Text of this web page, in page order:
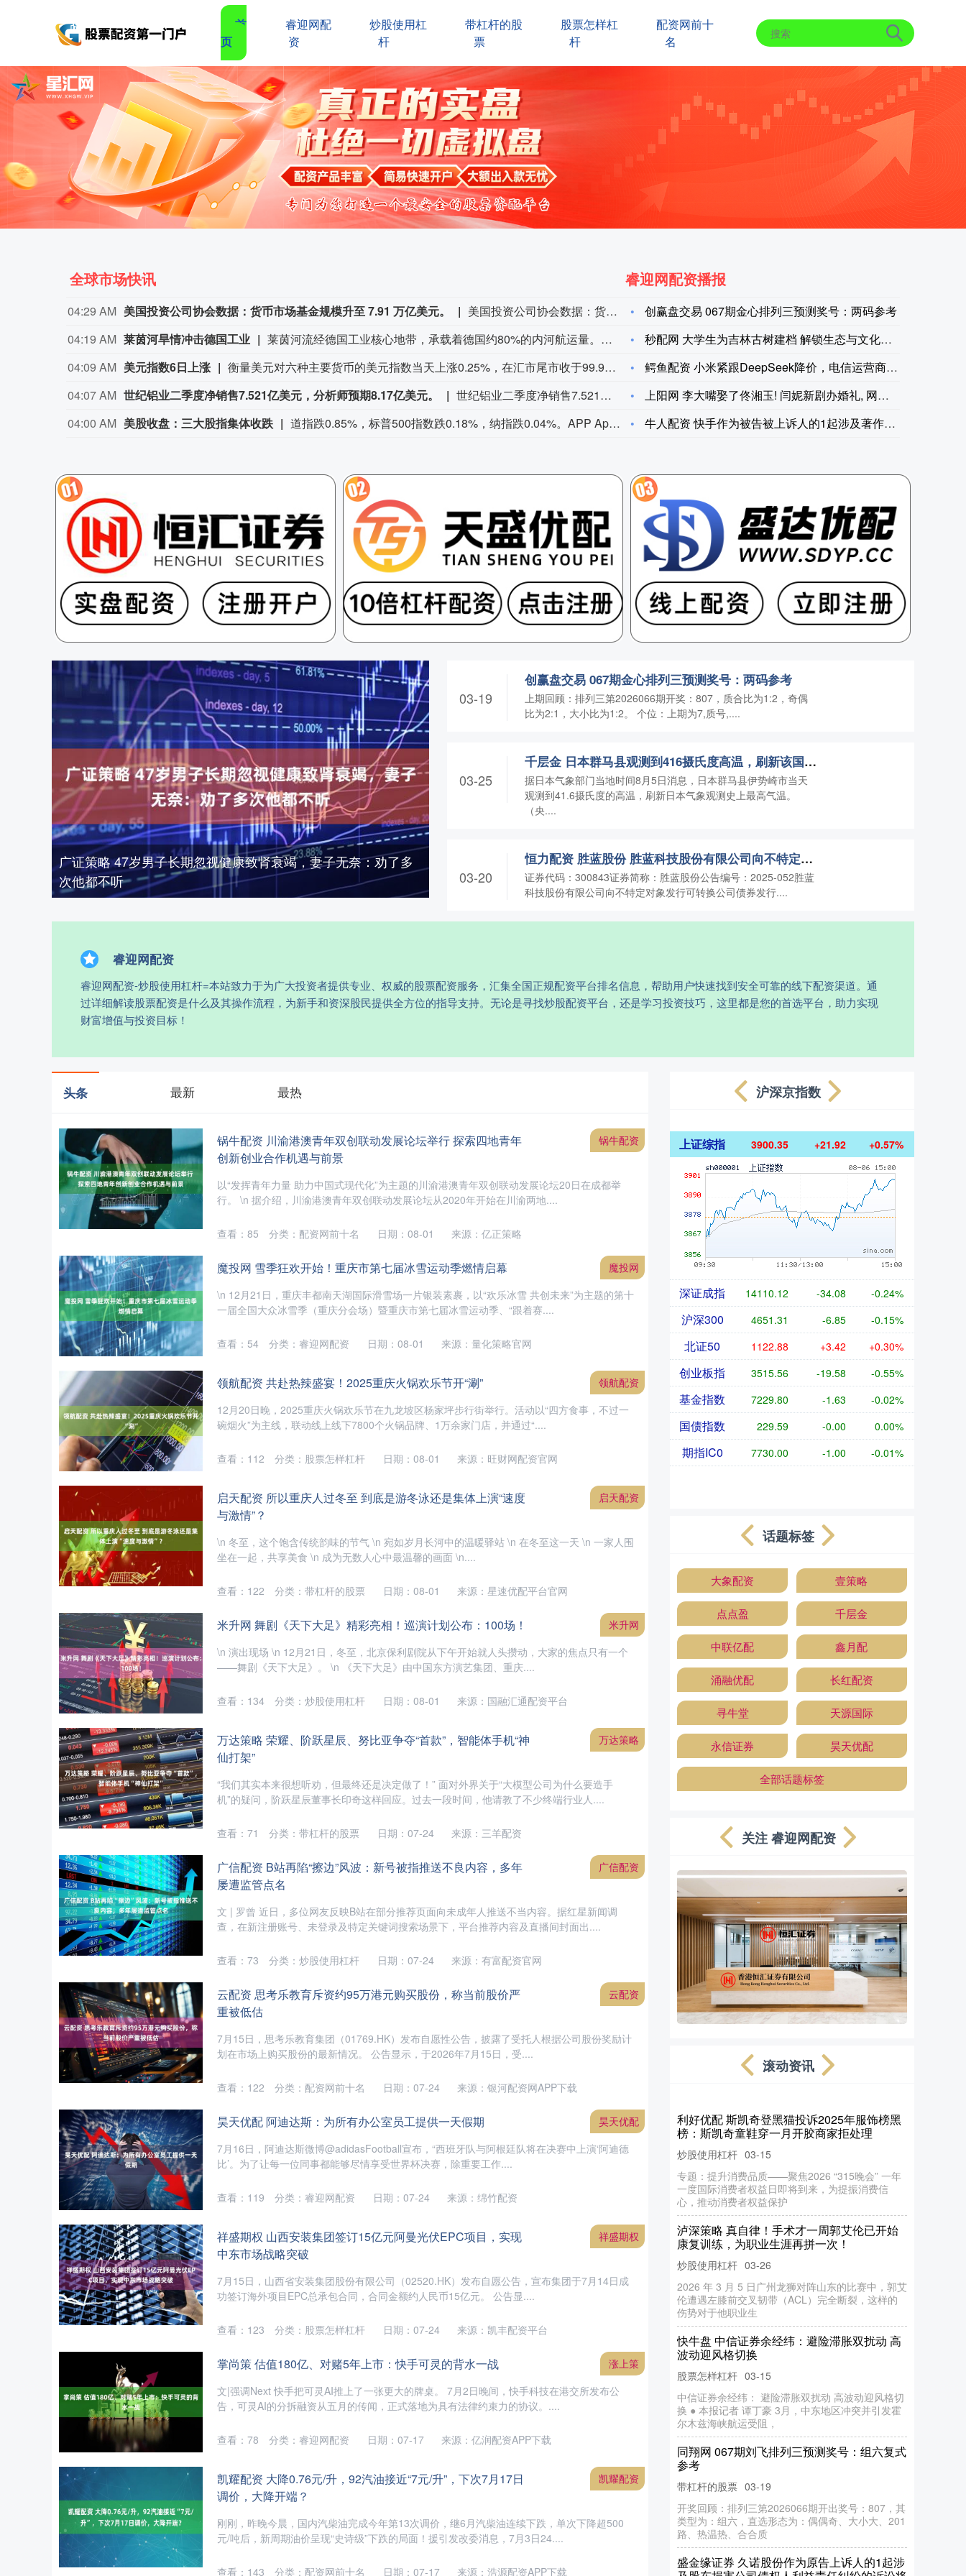
首
页
睿迎网配
资
炒股使用杠
杆
带杠杆的股
票
股票怎样杠
杆
配资网前十
名
全球市场快讯
04:29 AM 美国投资公司协会数据：货币市场基金规模升至 7.91 万亿美元。
美国投资公司协会数据：货币市场基金规模升至 7.91 万亿美元。
04:19 AM 莱茵河旱情冲击德国工业
莱茵河流经德国工业核心地带，承载着德国约80%的内河航运量。受高温干旱影响，近期莱茵河水位持续走低。德国联邦水路与航运管理局数据显示，6日，莱茵河咽喉要道——考布河段通航水深已打破2018年创下的历史最低纪录。同一天，德国交通部长斯特芬·比尔格召集企业高管、航运公司及港口负责人磋商对策。他表示，短期将研究保障运输的方案，长期则包括疏浚航道、改善航运条件等。德国商业银行等机构也警告，若水位继续下降，德国内河航运成本可能继续升高，供应链中断和工业减产风险将进一步上升。（央视新闻）
04:09 AM 美元指数6日上涨
衡量美元对六种主要货币的美元指数当天上涨0.25%，在汇市尾市收于99.930。截至纽约汇市尾市，1欧元兑换1.1524美元，低于前一交易日的1.1553美元；1英镑兑换1.3457美元，低于前一交易日的1.3469美元。1美元兑换158.33日元，高于前一交易日的157.67日元；1美元兑换0.8122瑞士法郎，高于前一交易日的0.8069瑞士法郎；1美元兑换1.4014加元，高于前一交易日的1.4008加元；1美元兑换9.5068瑞典克朗，高于前一交易日的9.4832瑞典克朗。
04:07 AM 世纪铝业二季度净销售7.521亿美元，分析师预期8.17亿美元。
世纪铝业二季度净销售7.521亿美元，分析师预期8.17亿美元。
04:00 AM 美股收盘：三大股指集体收跌 道指跌0.85%，标普500指数跌0.18%，纳指跌0.04%。APP AppLovin跌19.66%，Datadog跌19.03%，Epam Systems跌15.33%，Axon Enterprise跌14.28%。“七姐妹”方面：微软涨2.51%，苹果涨0.49%，Meta Platforms涨0.15%，亚马逊跌0.13%，英伟达跌0.23%，特斯拉跌0.63%，谷歌跌0.91%。
睿迎网配资播报
创赢盘交易 067期金心排列三预测奖号：两码参考
秒配网 大学生为吉林古树建档 解锁生态与文化双重密码
鳄鱼配资 小米紧跟DeepSeek降价，电信运营商的Toke
上阳网 李大嘴娶了佟湘玉! 闫妮新剧办婚礼, 网友: 我的青
牛人配资 快手作为被告被上诉人的1起涉及著作权权属、侵权纠纷
广证策略 47岁男子长期忽视健康致肾衰竭，妻子无奈：劝了多
次他都不听
创赢盘交易 067期金心排列三预测奖号：两码参考
上期回顾：排列三第2026066期开奖：807，质合比为1:2，奇偶
比为2:1，大小比为1:2。 个位：上期为7,质号,....
03-19
千层金 日本群马县观测到416摄氏度高温，刷新该国纪录
据日本气象部门当地时间8月5日消息，日本群马县伊势崎市当天
观测到41.6摄氏度的高温，刷新日本气象观测史上最高气温。
（央....
03-25
恒力配资 胜蓝股份 胜蓝科技股份有限公司向不特定对象发行可转换公司债券发行提示性公告
证券代码：300843证券简称：胜蓝股份公告编号：2025-052胜蓝
科技股份有限公司向不特定对象发行可转换公司债券发行....
03-20
睿迎网配资
睿迎网配资-炒股使用杠杆=本站致力于为广大投资者提供专业、权威的股票配资服务，汇集全国正规配资平台排名信息，帮助用户快速找到安全可靠的线下配资渠道。通
过详细解读股票配资是什么及其操作流程，为新手和资深股民提供全方位的指导支持。无论是寻找炒股配资平台，还是学习投资技巧，这里都是您的首选平台，助力实现
财富增值与投资目标！
头条 最新 最热
锅牛配资 川渝港澳青年双创联动发展论坛举行 探索四地青年
创新创业合作机遇与前景
以“发挥青年力量 助力中国式现代化”为主题的川渝港澳青年双创联动发展论坛20日在成都举
行。 \n 据介绍，川渝港澳青年双创联动发展论坛从2020年开始在川渝两地....
锅牛配资
日期：08-01 来源：亿正策略
查看： 85 分类： 配资网前十名
魔投网 雪季狂欢开始！重庆市第七届冰雪运动季燃情启幕
\n 12月21日，重庆丰都南天湖国际滑雪场一片银装素裹，以“欢乐冰雪 共创未来”为主题的第十
一届全国大众冰雪季（重庆分会场）暨重庆市第七届冰雪运动季、“跟着赛....
魔投网
日期：08-01 来源：量化策略官网
查看： 54 分类： 睿迎网配资
领航配资 共赴热辣盛宴！2025重庆火锅欢乐节开“涮”
12月20日晚，2025重庆火锅欢乐节在九龙坡区杨家坪步行街举行。活动以“四方食事，不过一
碗烟火”为主线，联动线上线下7800个火锅品牌、1万余家门店，并通过“....
领航配资
日期：08-01 来源：旺财网配资官网
查看： 112 分类： 股票怎样杠杆
启天配资 所以重庆人过冬至 到底是游冬泳还是集体上演“速度
与激情”？
\n 冬至，这个饱含传统韵味的节气 \n 宛如岁月长河中的温暖驿站 \n 在冬至这一天 \n 一家人围
坐在一起，共享美食 \n 成为无数人心中最温馨的画面 \n....
启天配资
日期：08-01 来源：星速优配平台官网
查看： 122 分类： 带杠杆的股票
米升网 舞剧《天下大足》精彩亮相！巡演计划公布：100场！
\n 演出现场 \n 12月21日，冬至，北京保利剧院从下午开始就人头攒动，大家的焦点只有一个
——舞剧《天下大足》。 \n 《天下大足》由中国东方演艺集团、重庆....
米升网
日期：08-01 来源：国融汇通配资平台
查看： 134 分类： 炒股使用杠杆
万达策略 荣耀、阶跃星辰、努比亚争夺“首款”，智能体手机“神
仙打架”
“我们其实本来很想听劝，但最终还是决定做了！” 面对外界关于“大模型公司为什么要造手
机”的疑问，阶跃星辰董事长印奇这样回应。过去一段时间，他请教了不少终端行业人....
万达策略
日期：07-24 来源：三羊配资
查看： 71 分类： 带杠杆的股票
广信配资 B站再陷“擦边”风波：新号被指推送不良内容，多年
屡遭监管点名
文 | 罗曾 近日，多位网友反映B站在部分推荐页面向未成年人推送不当内容。据红星新闻调
查，在新注册账号、未登录及特定关键词搜索场景下，平台推荐内容及直播间封面出....
广信配资
日期：07-24 来源：有富配资官网
查看： 73 分类： 炒股使用杠杆
云配资 思考乐教育斥资约95万港元购买股份，称当前股价严
重被低估
7月15日，思考乐教育集团（01769.HK）发布自愿性公告，披露了受托人根据公司股份奖励计
划在市场上购买股份的最新情况。 公告显示，于2026年7月15日，受....
云配资
日期：07-24 来源：银河配资网APP下载
查看： 122 分类： 配资网前十名
昊天优配 阿迪达斯：为所有办公室员工提供一天假期
7月16日，阿迪达斯微博@adidasFootball宣布，“西班牙队与阿根廷队将在决赛中上演‘阿迪德
比’。为了让每一位同事都能够尽情享受世界杯决赛，除重要工作....
昊天优配
日期：07-24 来源：绵竹配资
查看： 119 分类： 睿迎网配资
祥盛期权 山西安装集团签订15亿元阿曼光伏EPC项目，实现
中东市场战略突破
7月15日，山西省安装集团股份有限公司（02520.HK）发布自愿公告，宣布集团于7月14日成
功签订海外项目EPC总承包合同，合同金额约人民币15亿元。 公告显....
祥盛期权
日期：07-24 来源：凯丰配资平台
查看： 123 分类： 股票怎样杠杆
掌尚策 估值180亿、对赌5年上市：快手可灵的背水一战
文|强调Next 快手把可灵AI推上了一张更大的牌桌。 7月2日晚间，快手科技在港交所发布公
告，可灵AI的分拆融资从五月的传闻，正式落地为具有法律约束力的协议。....
涨上策
日期：07-17 来源：亿润配资APP下载
查看： 78 分类： 睿迎网配资
凯耀配资 大降0.76元/升，92汽油接近“7元/升”，下次7月17日
调价，大降开端？
刚刚，昨晚今晨，国内汽柴油完成今年第13次调价，继6月汽柴油连续下跌，单次下降超500
元/吨后，新周期油价呈现“史诗级”下跌的局面！援引发改委消息，7月3日24....
凯耀配资
日期：07-17 来源：浩源配资APP下载
查看： 143 分类： 配资网前十名
沪深京指数
上证综指 3900.35 +21.92 +0.57%
深证成指 14110.12 -34.08 -0.24%
沪深300 4651.31 -6.85 -0.15%
北证50 1122.88 +3.42 +0.30%
创业板指 3515.56 -19.58 -0.55%
基金指数 7229.80 -1.63 -0.02%
国债指数 229.59 -0.00 0.00%
期指IC0 7730.00 -1.00 -0.01%
话题标签
大象配资 壹策略
点点盈 千层金
中联亿配 鑫月配
涌融优配 长红配资
寻牛堂 天源国际
永信证券 昊天优配
全部话题标签
关注 睿迎网配资
滚动资讯
华盛配资 以轻盈之姿面对泰山之重：没有一
种生活是《轻于鸿毛》的
睿迎网配资 03-14
《轻于鸿毛》剧照：左为李鱼，右为沈飞鸿 “人固有
一死，或重于泰山，或轻于鸿毛”。这是司马迁在
《报任安书》中所说的话，他对
长红配资 2025 年中教红黑榜！7 分选手闭眼
选这五家_雅思_课程_服务
带杠杆的股票 03-21
🙋♀️宝子们，2025 都过一半啦，想考雅思的是不是
还在纠结选哪家机构？别慌，今天就给大家来一波
雅思中教红黑榜大揭秘！那
乐红网 蜂巢能源回应厂房起火：系闲置厂
房，火已扑灭，无人员伤亡
配资网前十名 04-12
据中证金牛座，7月21日，针对网络流传的厂房起火
消息，蜂巢能源方面回应记者称，7月21日下午2点
左右，蜂巢能源金坛基地一
万隆优配 揭开完形填空的神秘面纱：你可能
不知道的解题技巧！
股票怎样杠杆 03-16
完形填空是许多学生在英语考试中面临的一大挑
战，很多考生往往误解了其考查的重点。在这个过
程中，我们不妨揭开完形填空的神秘面
百进配资 郑州市水利工程运行保障中心原党